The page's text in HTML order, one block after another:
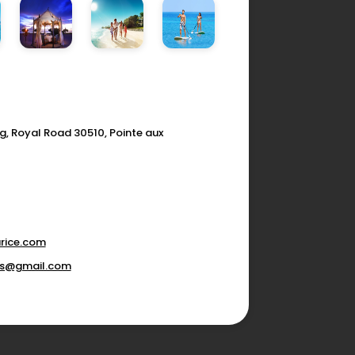
Royal Road 30510, Pointe aux